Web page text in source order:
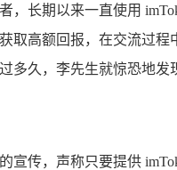
，长期以来一直使用
取高额回报，在交流过
多久，李先生就惊恐地
宣传，声称只要提供